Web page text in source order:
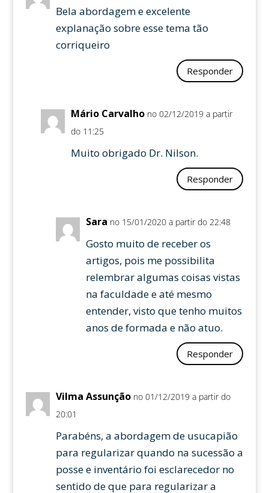
Bela abordagem e excelente
explanação sobre esse tema tão
corriqueiro
Responder
Mário Carvalho no 02/12/2019 a partir
do 11:25
Muito obrigado Dr. Nilson.
Responder
Sara no 15/01/2020 a partir do 22:48
Gosto muito de receber os
artigos, pois me possibilita
relembrar algumas coisas vistas
na faculdade e até mesmo
entender, visto que tenho muitos
anos de formada e não atuo.
Responder
Vilma Assunção no 01/12/2019 a partir do
20:01
Parabéns, a abordagem de usucapião
para regularizar quando na sucessão a
posse e inventário foi esclarecedor no
sentido de que para regularizar a